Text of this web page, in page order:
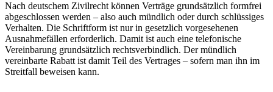
Nach deutschem Zivilrecht können Verträge grundsätzlich formfrei
abgeschlossen werden – also auch mündlich oder durch schlüssiges
Verhalten. Die Schriftform ist nur in gesetzlich vorgesehenen
Ausnahmefällen erforderlich. Damit ist auch eine telefonische
Vereinbarung grundsätzlich rechtsverbindlich. Der mündlich
vereinbarte Rabatt ist damit Teil des Vertrages – sofern man ihn im
Streitfall beweisen kann.